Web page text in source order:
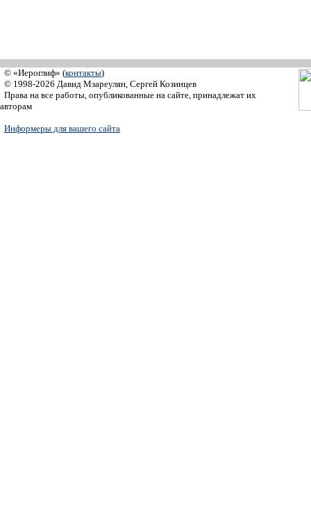
© «Иероглиф» (контакты)
© 1998-2026 Давид Мзареулян, Сергей Козинцев
Права на все работы, опубликованные на сайте, принадлежат их
авторам
Информеры для вашего сайта